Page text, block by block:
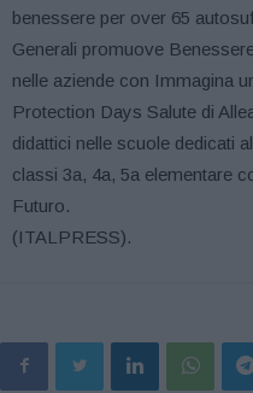
benessere per over 65
Generali promuove
nelle aziende con Immagina
Protection Days Salute di
didattici nelle scuole dedicati
classi 3a, 4a, 5a elementare
Futuro.
(ITALPRESS).